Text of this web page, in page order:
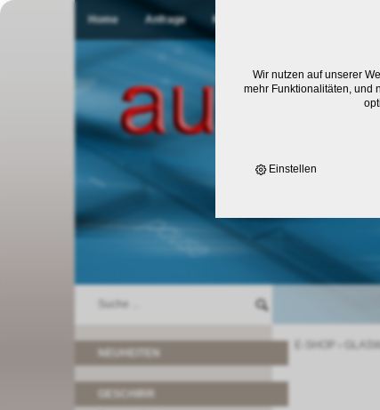
Home Anfrage Kontakt
Wir nutzen auf unserer
mehr Funktionalitäten, und
Einstellen